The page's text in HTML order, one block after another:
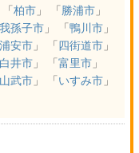
柏市」 「 勝浦市」
我孫子市」 「 鴨川市」
浦安市」 「 四街道市」
白井市」 「 富里市」
山武市」 「 いすみ市」